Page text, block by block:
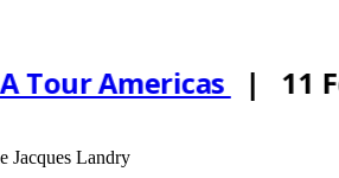
Tour Americas| 11
Jacques Landry